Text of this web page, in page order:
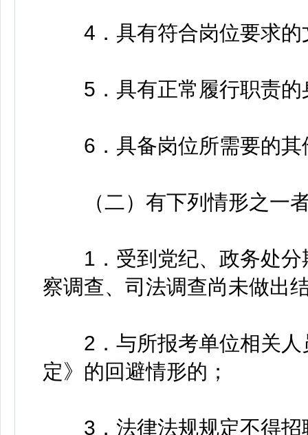
4．具有符合岗位要求的
5．具有正常履行职责的
6．具备岗位所需要的其
（二）有下列情形之一
1．受到党纪、政务处分
察调查、司法调查尚未做出
2．与所报考单位相关人
定》的回避情形的；
3．法律法规规定不得招